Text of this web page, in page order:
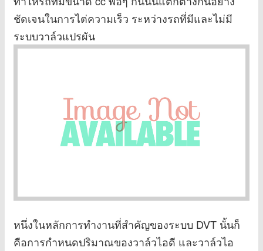
ชัดเจนในการไต่ความเร็ว ระหว่างรถที่มีและไม่มี
ระบบวาล์วแปรผัน
หนึ่งในหลักการทำงานที่สำคัญของระบบ DVT นั้นก็
คือการกำหนดปริมาณของวาล์วไอดี และวาล์วไอ